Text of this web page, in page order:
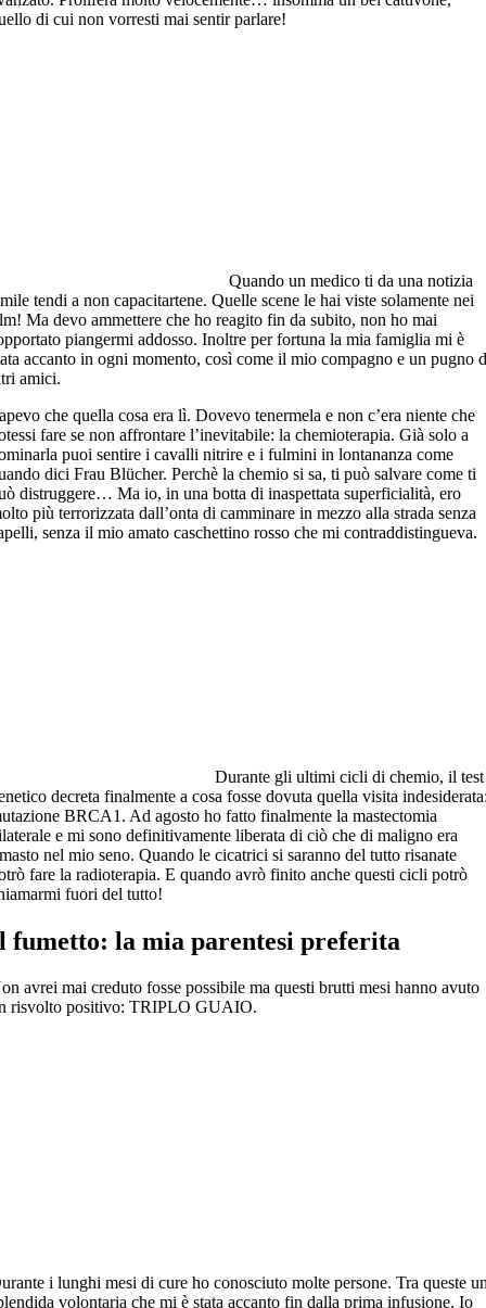
di cui non vorresti mai sentir parlare!
Quando un medico ti da una notizia
tendi a non capacitartene. Quelle scene le hai viste solamente nei
Ma devo ammettere che ho reagito fin da subito, non ho mai
piangermi addosso. Inoltre per fortuna la mia famiglia mi è
accanto in ogni momento, così come il mio compagno e un pugno
amici.
che quella cosa era lì. Dovevo tenermela e non c’era niente che
fare se non affrontare l’inevitabile: la chemioterapia. Già solo a
puoi sentire i cavalli nitrire e i fulmini in lontananza come
dici Frau Blücher. Perchè la chemio si sa, ti può salvare come ti
distruggere… Ma io, in una botta di inaspettata superficialità, ero
più terrorizzata dall’onta di camminare in mezzo alla strada senza
senza il mio amato caschettino rosso che mi contraddistingueva.
Durante gli ultimi cicli di chemio, il test
decreta finalmente a cosa fosse dovuta quella visita
BRCA1. Ad agosto ho fatto finalmente la mastectomia
e mi sono definitivamente liberata di ciò che di maligno era
nel mio seno. Quando le cicatrici si saranno del tutto risanate
fare la radioterapia. E quando avrò finito anche questi cicli potrò
fuori del tutto!
fumetto: la mia parentesi preferita
avrei mai creduto fosse possibile ma questi brutti mesi hanno avuto
risvolto positivo: TRIPLO GUAIO.
i lunghi mesi di cure ho conosciuto molte persone. Tra queste
volontaria che mi è stata accanto fin dalla prima infusione. Io